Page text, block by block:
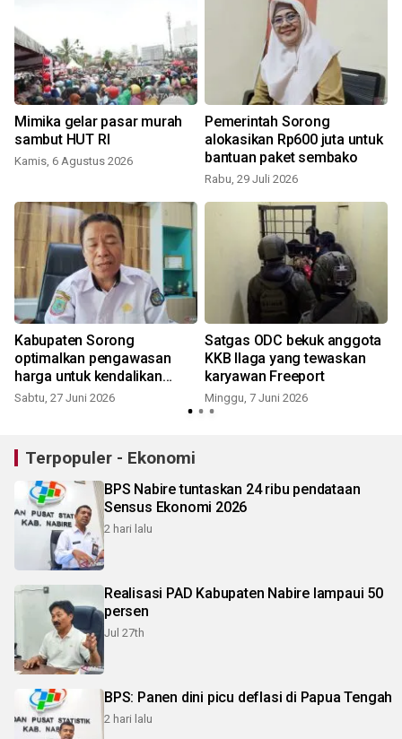
Mimika gelar pasar murah
sambut HUT RI
Kamis, 6 Agustus 2026
Pemerintah Sorong
alokasikan Rp600 juta untuk
bantuan paket sembako
Rabu, 29 Juli 2026
Kabupaten Sorong
optimalkan pengawasan
harga untuk kendalikan
inflasi
Sabtu, 27 Juni 2026
Satgas ODC bekuk anggota
KKB Ilaga yang tewaskan
karyawan Freeport
Minggu, 7 Juni 2026
Terpopuler - Ekonomi
BPS Nabire tuntaskan 24 ribu pendataan
Sensus Ekonomi 2026
2 hari lalu
Realisasi PAD Kabupaten Nabire lampaui 50
persen
Jul 27th
BPS: Panen dini picu deflasi di Papua Tengah
2 hari lalu